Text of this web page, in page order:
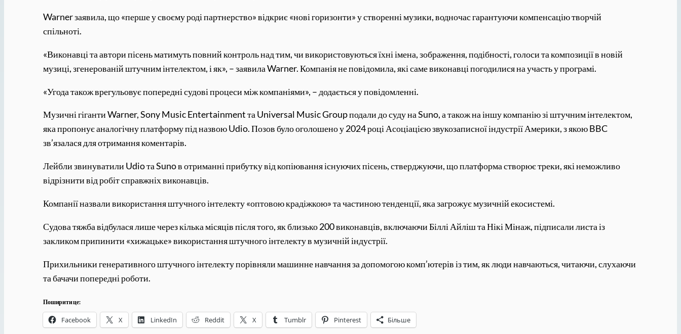
Warner заявила, що «перше у своєму роді партнерство» відкриє «нові горизонти» у створенні музики, водночас гарантуючи компенсацію творчій
спільноті.
«Виконавці та автори пісень матимуть повний контроль над тим, чи використовуються їхні імена, зображення, подібності, голоси та композиції в новій
музиці, згенерованій штучним інтелектом, і як», – заявила Warner. Компанія не повідомила, які саме виконавці погодилися на участь у програмі.
«Угода також врегульовує попередні судові процеси між компаніями», – додається у повідомленні.
Музичні гіганти Warner, Sony Music Entertainment та Universal Music Group подали до суду на Suno, а також на іншу компанію зі штучним інтелектом,
яка пропонує аналогічну платформу під назвою Udio. Позов було оголошено у 2024 році Асоціацією звукозаписної індустрії Америки, з якою BBC
зв’язалася для отримання коментарів.
Лейбли звинуватили Udio та Suno в отриманні прибутку від копіювання існуючих пісень, стверджуючи, що платформа створює треки, які неможливо
відрізнити від робіт справжніх виконавців.
Компанії назвали використання штучного інтелекту «оптовою крадіжкою» та частиною тенденції, яка загрожує музичній екосистемі.
Судова тяжба відбулася лише через кілька місяців після того, як близько 200 виконавців, включаючи Біллі Айліш та Нікі Мінаж, підписали листа із
закликом припинити «хижацьке» використання штучного інтелекту в музичній індустрії.
Прихильники генеративного штучного інтелекту порівняли машинне навчання за допомогою комп’ютерів із тим, як люди навчаються, читаючи, слухаючи
та бачачи попередні роботи.
Поширити це:
Facebook X LinkedIn Reddit X Tumblr Pinterest Більше